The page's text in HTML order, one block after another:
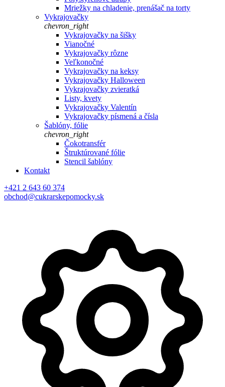
Mriežky na chladenie, prenášač na torty
Vykrajovačky
chevron_right
Vykrajovačky na šišky
Vianočné
Vykrajovačky rôzne
Veľkonočné
Vykrajovačky na keksy
Vykrajovačky Halloween
Vykrajovačky zvieratká
Listy, kvety
Vykrajovačky Valentín
Vykrajovačky písmená a čísla
Šablóny, fólie
chevron_right
Čokotransfér
Štruktúrované fólie
Stencil šablóny
Kontakt
+421 2 643 60 374
obchod@cukrarskepomocky.sk